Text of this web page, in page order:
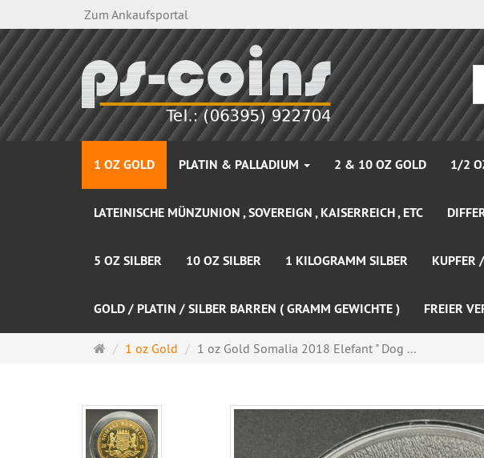
Zum Ankaufsportal
1 OZ GOLD PLATIN & PALLADIUM 2 & 10 OZ GOLD 1/2
LATEINISCHE MÜNZUNION , SOVEREIGN , KAISERREICH , ETC
5 OZ SILBER 10 OZ SILBER 1 KILOGRAMM SILBER KUPFER
GOLD / PLATIN / SILBER BARREN ( GRAMM GEWICHTE ) FREIER
Startseite
1 oz Gold 1 oz Gold Somalia 2018 Elefant " Dog ...